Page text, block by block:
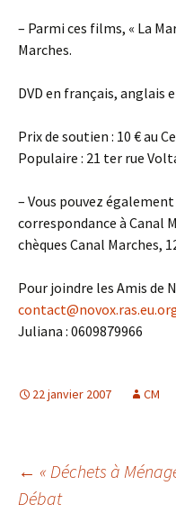
– Parmi ces films, « La
Marches.
DVD en français, anglais
Prix de soutien : 10 € au
Populaire : 21 ter rue
– Vous pouvez
correspondance à Canal
chèques Canal Marches,
Pour joindre les Amis de
Juliana : 0609879966
22 janvier 2007 CM
← « Déchets à
Débat